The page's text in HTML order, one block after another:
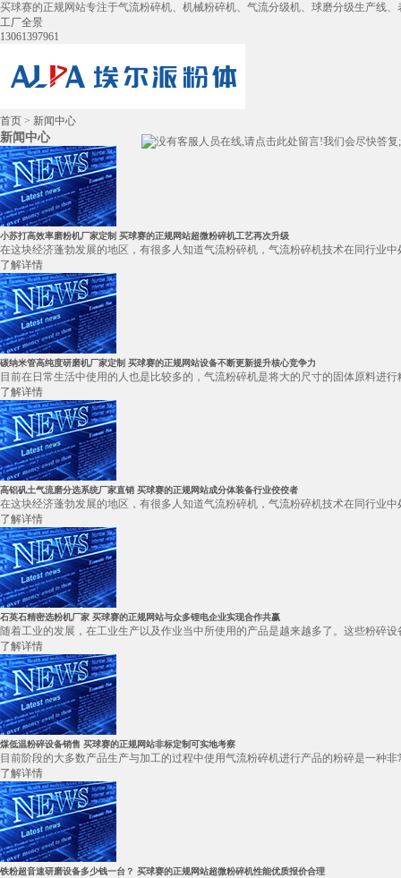
买球赛的正规网站专注于气流粉碎机、机械粉碎机、气流分级机、球磨分级生产线
工厂全景
13061397961
首页 > 新闻中心
新闻中心
小苏打高效率磨粉机厂家定制 买球赛的正规网站超微粉碎机工艺再次升级
在这块经济蓬勃发展的地区，有很多人知道气流粉碎机，气流粉碎机技术在同行业
了解详情
碳纳米管高纯度研磨机厂家定制 买球赛的正规网站设备不断更新提升核心竞争力
目前在日常生活中使用的人也是比较多的，气流粉碎机是将大的尺寸的固体原料进
了解详情
高铝矾土气流磨分选系统厂家直销 买球赛的正规网站成分体装备行业佼佼者
在这块经济蓬勃发展的地区，有很多人知道气流粉碎机，气流粉碎机技术在同行业
了解详情
石英石精密选粉机厂家 买球赛的正规网站与众多锂电企业实现合作共赢
随着工业的发展，在工业生产以及作业当中所使用的产品是越来越多了。这些粉碎
了解详情
煤低温粉碎设备销售 买球赛的正规网站非标定制可实地考察
目前阶段的大多数产品生产与加工的过程中使用气流粉碎机进行产品的粉碎是一种
了解详情
铁粉超音速研磨设备多少钱一台？ 买球赛的正规网站超微粉碎机性能优质报价合理